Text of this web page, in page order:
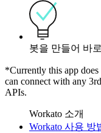
봇을 만들어 바
*Currently this app does
can connect with any
APIs.
Workato 소개
Workato 사용 방